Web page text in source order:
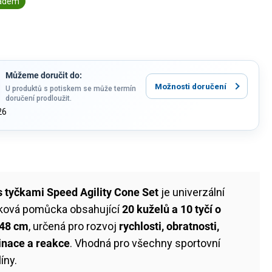
Můžeme doručit do:
U produktů s potiskem se může termín
doručení prodloužit.
Možnosti doručení
tyčkami Speed Agility Cone Set je univerzální
pomůcka obsahující20 kuželů a 10 tyčí o
cm, určená pro rozvoj rychlosti, obratnosti,
a reakce. Vhodná pro všechny sportovní